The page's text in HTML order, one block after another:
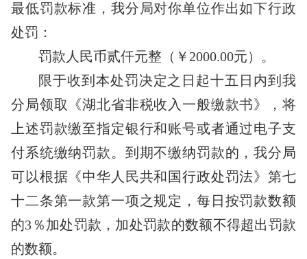
最低罚款标准，我分局对你单位作出如下行政
处罚：
罚款人民币贰仟元整（￥ 2000.00元）。
限于收到本处罚决定之日起十五日内到我
分局领取《湖北省非税收入一般缴款书》，将
上述罚款缴至指定银行和账号或者通过电子支
付系统缴纳罚款。到期不缴纳罚款的，我分局
可以根据《中华人民共和国行政处罚法》第七
十二条第一款第一项之规定，每日按罚款数额
的3％加处罚款，加处罚款的数额不得超出罚款
的数额。